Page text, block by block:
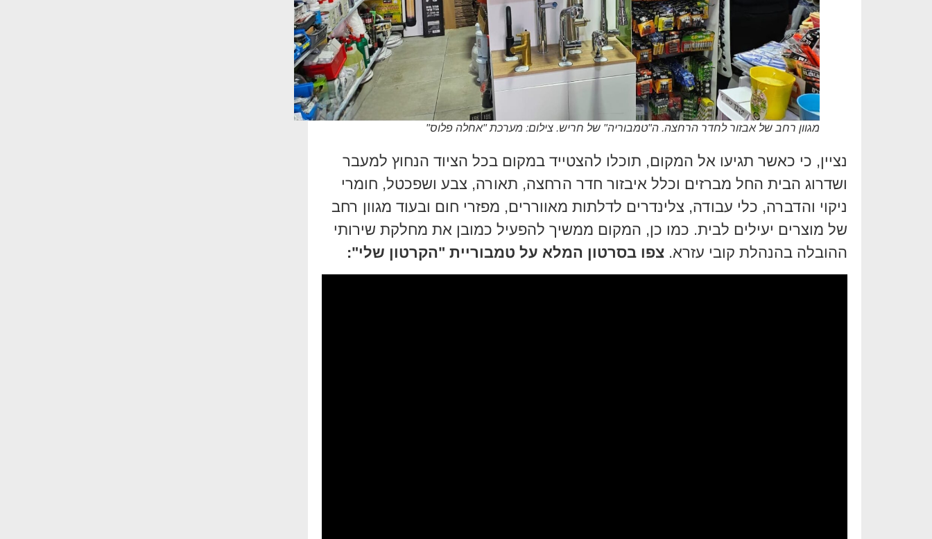
מגוון רחב של אבזור לחדר הרחצה. ה"טמבוריה" של חריש. צילום: מערכת "אחלה פלוס"
נציין, כי כאשר תגיעו אל המקום, תוכלו להצטייד במקום בכל הציוד הנחוץ למעבר
ושדרוג הבית החל מברזים וכלל איבזור חדר הרחצה, תאורה, צבע ושפכטל, חומרי
ניקוי והדברה, כלי עבודה, צלינדרים לדלתות מאווררים, מפזרי חום ובעוד מגוון רחב
של מוצרים יעילים לבית. כמו כן, המקום ממשיך להפעיל כמובן את מחלקת שירותי
ההובלה בהנהלת קובי עזרא. צפו בסרטון המלא על טמבוריית "הקרטון שלי":